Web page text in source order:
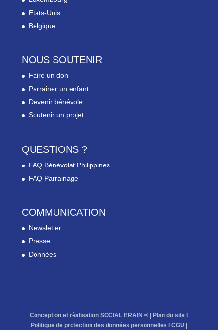
Etats-Unis
Belgique
NOUS SOUTENIR
Faire un don
Parrainer un enfant
Devenir bénévole
Soutenir un projet
QUESTIONS ?
FAQ Bénévolat Philippines
FAQ Parrainage
COMMUNICATION
Newsletter
Presse
Données
Conception et réalisation SOCIAL BRAIN ® | Plan du site
Politique de protection des données personnelles
CGU